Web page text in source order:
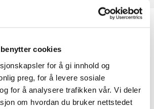
cookies
for å gi innhold og
preg, for å levere sosiale
for å analysere trafikken vår. Vi deler
om hvordan du bruker nettstedet
IverSara